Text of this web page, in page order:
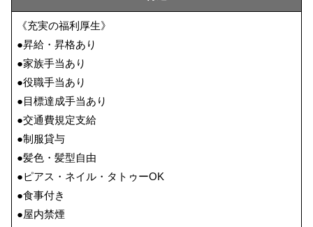
《充実の福利厚生》
●昇給・昇格あり
●家族手当あり
●役職手当あり
●目標達成手当あり
●交通費規定支給
●制服貸与
●髪色・髪型自由
●ピアス・ネイル・タトゥーOK
●食事付き
●屋内禁煙